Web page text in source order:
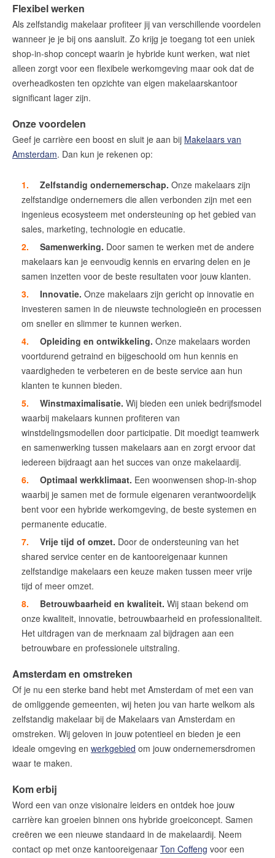
Flexibel werken
Als zelfstandig makelaar profiteer jij van verschillende voordelen
wanneer je je bij ons aansluit. Zo krijg je toegang tot een uniek
shop-in-shop concept waarin je hybride kunt werken, wat niet
alleen zorgt voor een flexibele werkomgeving maar ook dat de
overheadkosten ten opzichte van eigen makelaarskantoor
significant lager zijn.
Onze voordelen
Geef je carrière een boost en sluit je aan bij Makelaars van
Amsterdam. Dan kun je rekenen op:
Zelfstandig ondernemerschap. Onze makelaars zijn
zelfstandige ondernemers die allen verbonden zijn met een
ingenieus ecosysteem met ondersteuning op het gebied van
sales, marketing, technologie en educatie.
Samenwerking. Door samen te werken met de andere
makelaars kan je eenvoudig kennis en ervaring delen en je
samen inzetten voor de beste resultaten voor jouw klanten.
Innovatie. Onze makelaars zijn gericht op innovatie en
investeren samen in de nieuwste technologieën en processen
om sneller en slimmer te kunnen werken.
Opleiding en ontwikkeling. Onze makelaars worden
voortdurend getraind en bijgeschoold om hun kennis en
vaardigheden te verbeteren en de beste service aan hun
klanten te kunnen bieden.
Winstmaximalisatie. Wij bieden een uniek bedrijfsmodel
waarbij makelaars kunnen profiteren van
winstdelingsmodellen door participatie. Dit moedigt teamwerk
en samenwerking tussen makelaars aan en zorgt ervoor dat
iedereen bijdraagt aan het succes van onze makelaardij.
Optimaal werkklimaat. Een woonwensen shop-in-shop
waarbij je samen met de formule eigenaren verantwoordelijk
bent voor een hybride werkomgeving, de beste systemen en
permanente educatie.
Vrije tijd of omzet. Door de ondersteuning van het
shared service center en de kantooreigenaar kunnen
zelfstandige makelaars een keuze maken tussen meer vrije
tijd of meer omzet.
Betrouwbaarheid en kwaliteit. Wij staan bekend om
onze kwaliteit, innovatie, betrouwbaarheid en professionaliteit.
Het uitdragen van de merknaam zal bijdragen aan een
betrouwbare en professionele uitstraling.
Amsterdam en omstreken
Of je nu een sterke band hebt met Amsterdam of met een van
de omliggende gemeenten, wij heten jou van harte welkom als
zelfstandig makelaar bij de Makelaars van Amsterdam en
omstreken. Wij geloven in jouw potentieel en bieden je een
ideale omgeving en werkgebied om jouw ondernemersdromen
waar te maken.
Kom erbij
Word een van onze visionaire leiders en ontdek hoe jouw
carrière kan groeien binnen ons hybride groeiconcept. Samen
creëren we een nieuwe standaard in de makelaardij. Neem
contact op met onze kantooreigenaar Ton Coffeng voor een